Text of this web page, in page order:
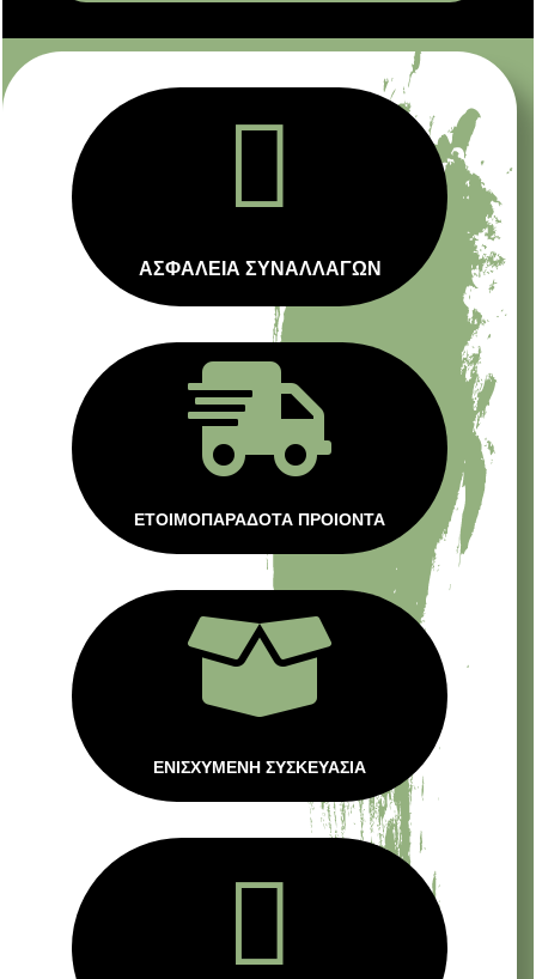

ΑΣΦΑΛΕΙΑ ΣΥΝΑΛΛΑΓΩΝ

ΕΤΟΙΜΟΠΑΡΑΔΟΤΑ ΠΡΟΙΟΝΤΑ

ΕΝΙΣΧΥΜΕΝΗ ΣΥΣΚΕΥΑΣΙΑ
